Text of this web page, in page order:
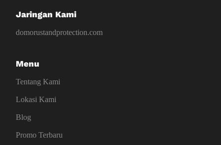
Jaringan Kami
domorustandprotection.com
Menu
Tentang Kami
Lokasi Kami
Blog
Promo Terbaru